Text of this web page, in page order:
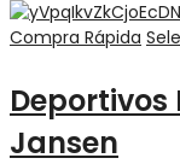
Compra Rápida
Jansen